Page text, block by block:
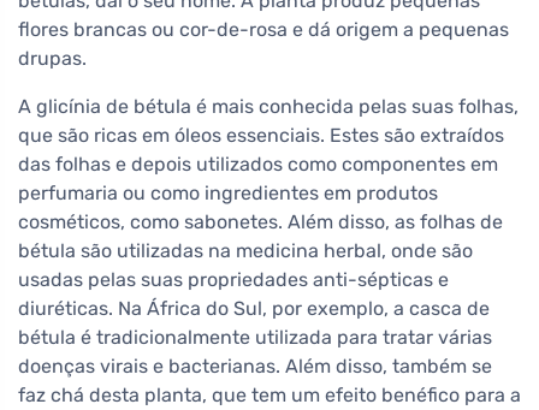
flores brancas ou cor-de-rosa e dá origem a pequenas
drupas.
A glicínia de bétula é mais conhecida pelas suas folhas,
que são ricas em óleos essenciais. Estes são extraídos
das folhas e depois utilizados como componentes em
perfumaria ou como ingredientes em produtos
cosméticos, como sabonetes. Além disso, as folhas de
bétula são utilizadas na medicina herbal, onde são
usadas pelas suas propriedades anti-sépticas e
diuréticas. Na África do Sul, por exemplo, a casca de
bétula é tradicionalmente utilizada para tratar várias
doenças virais e bacterianas. Além disso, também se
faz chá desta planta, que tem um efeito benéfico para a